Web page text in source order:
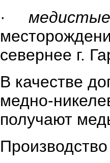
· медистые
севернее г.
В качестве
медно-
получают